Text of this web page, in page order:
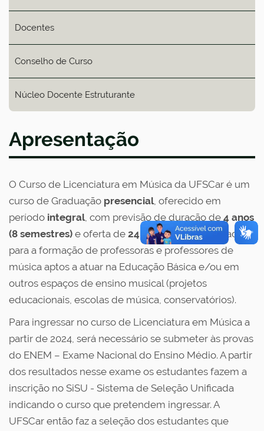
Docentes
Conselho de Curso
Núcleo Docente Estruturante
Apresentação
O Curso de Licenciatura em Música da UFSCar é um
curso de Graduação presencial, oferecido em
período integral, com previsão de duração de 4 anos
(8 semestres) e oferta de 24 vagas anuais, voltado
para a formação de professoras e professores de
música aptos a atuar na Educação Básica e/ou em
outros espaços de ensino musical (projetos
educacionais, escolas de música, conservatórios).
Para ingressar no curso de Licenciatura em Música a
partir de 2024, será necessário se submeter às provas
do ENEM – Exame Nacional do Ensino Médio. A partir
dos resultados nesse exame os estudantes fazem a
inscrição no SiSU - Sistema de Seleção Unificada
indicando o curso que pretendem ingressar. A
UFSCar então faz a seleção dos estudantes que